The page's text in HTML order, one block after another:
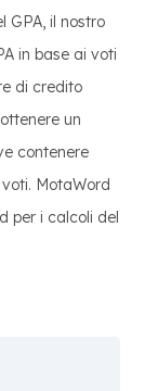
GPA, il nostro
in base ai voti
di credito
un
contenere
MotaWord
per i calcoli del